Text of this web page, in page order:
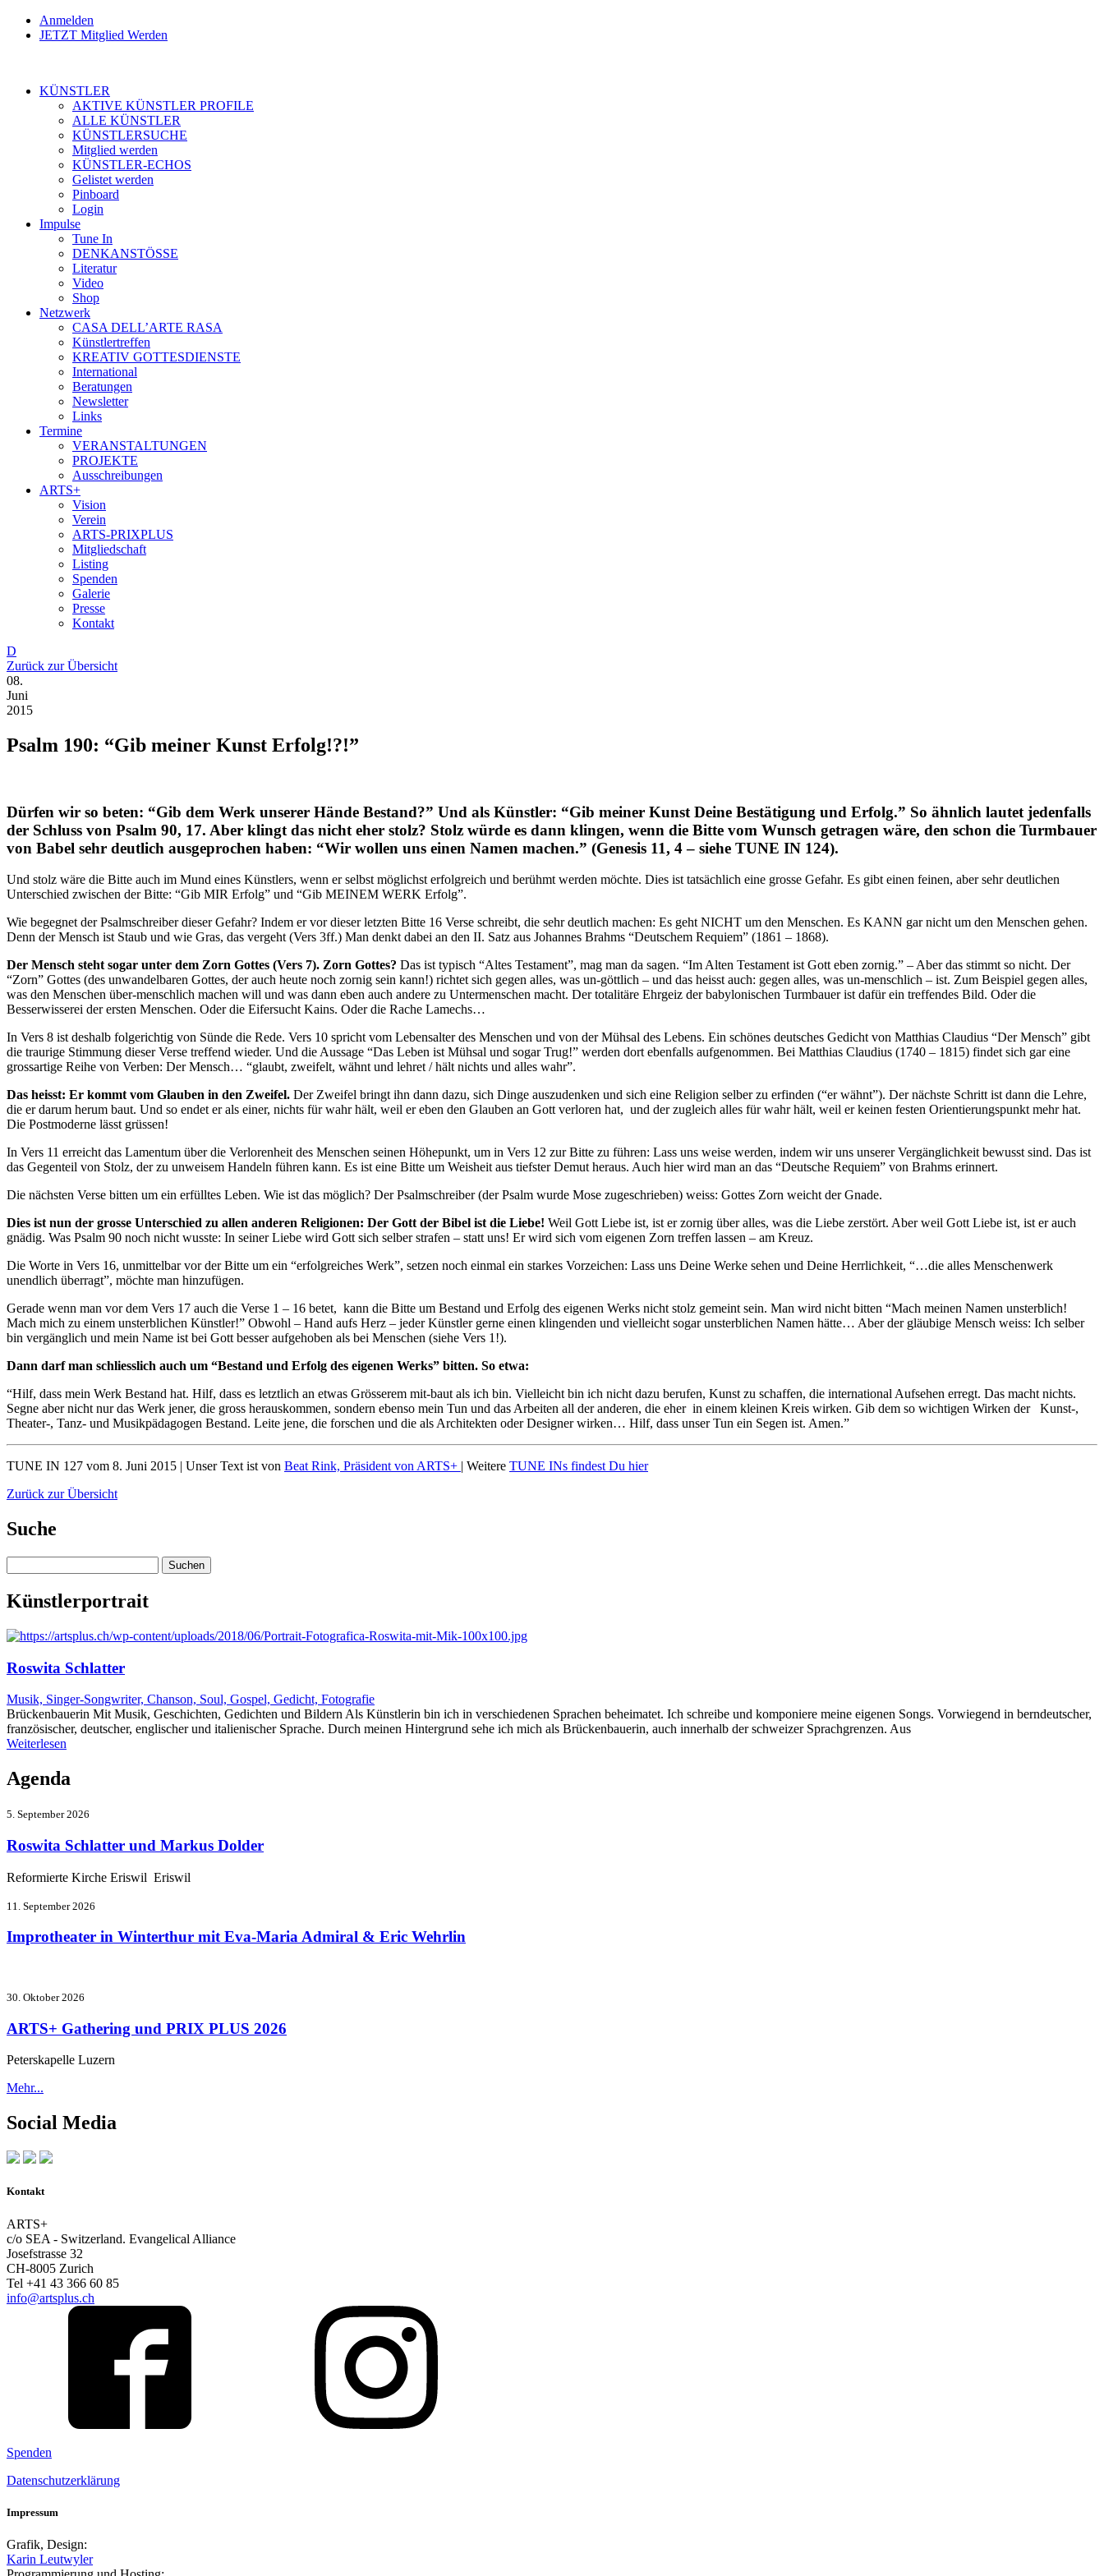
Anmelden
JETZT Mitglied Werden
KÜNSTLER
AKTIVE KÜNSTLER PROFILE
ALLE KÜNSTLER
KÜNSTLERSUCHE
Mitglied werden
KÜNSTLER-ECHOS
Gelistet werden
Pinboard
Login
Impulse
Tune In
DENKANSTÖSSE
Literatur
Video
Shop
Netzwerk
CASA DELL’ARTE RASA
Künstlertreffen
KREATIV GOTTESDIENSTE
International
Beratungen
Newsletter
Links
Termine
VERANSTALTUNGEN
PROJEKTE
Ausschreibungen
ARTS+
Vision
Verein
ARTS-PRIXPLUS
Mitgliedschaft
Listing
Spenden
Galerie
Presse
Kontakt
D
Zurück zur Übersicht
08.
Juni
2015
Psalm 190: “Gib meiner Kunst Erfolg!?!”
Dürfen wir so beten: “Gib dem Werk unserer Hände Bestand?” Und als Künstler: “Gib meiner Kunst Deine Bestätigung und Erfolg.” So ähnlich lautet jedenfalls
der Schluss von Psalm 90, 17. Aber klingt das nicht eher stolz? Stolz würde es dann klingen, wenn die Bitte vom Wunsch getragen wäre, den schon die Turmbauer
von Babel sehr deutlich ausgeprochen haben: “Wir wollen uns einen Namen machen.” (Genesis 11, 4 – siehe TUNE IN 124).
Und stolz wäre die Bitte auch im Mund eines Künstlers, wenn er selbst möglichst erfolgreich und berühmt werden möchte. Dies ist tatsächlich eine grosse Gefahr. Es gibt einen feinen, aber sehr deutlichen
Unterschied zwischen der Bitte: “Gib MIR Erfolg” und “Gib MEINEM WERK Erfolg”.
Wie begegnet der Psalmschreiber dieser Gefahr? Indem er vor dieser letzten Bitte 16 Verse schreibt, die sehr deutlich machen: Es geht NICHT um den Menschen. Es KANN gar nicht um den Menschen gehen.
Denn der Mensch ist Staub und wie Gras, das vergeht (Vers 3ff.) Man denkt dabei an den II. Satz aus Johannes Brahms “Deutschem Requiem” (1861 – 1868).
Der Mensch steht sogar unter dem Zorn Gottes (Vers 7). Zorn Gottes? Das ist typisch “Altes Testament”, mag man da sagen. “Im Alten Testament ist Gott eben zornig.” – Aber das stimmt so nicht. Der
“Zorn” Gottes (des unwandelbaren Gottes, der auch heute noch zornig sein kann!) richtet sich gegen alles, was un-göttlich – und das heisst auch: gegen alles, was un-menschlich – ist. Zum Beispiel gegen alles,
was den Menschen über-menschlich machen will und was dann eben auch andere zu Untermenschen macht. Der totalitäre Ehrgeiz der babylonischen Turmbauer ist dafür ein treffendes Bild. Oder die
Besserwisserei der ersten Menschen. Oder die Eifersucht Kains. Oder die Rache Lamechs…
In Vers 8 ist deshalb folgerichtig von Sünde die Rede. Vers 10 spricht vom Lebensalter des Menschen und von der Mühsal des Lebens. Ein schönes deutsches Gedicht von Matthias Claudius “Der Mensch” gibt
die traurige Stimmung dieser Verse treffend wieder. Und die Aussage “Das Leben ist Mühsal und sogar Trug!” werden dort ebenfalls aufgenommen. Bei Matthias Claudius (1740 – 1815) findet sich gar eine
grossartige Reihe von Verben: Der Mensch… “glaubt, zweifelt, wähnt und lehret / hält nichts und alles wahr”.
Das heisst: Er kommt vom Glauben in den Zweifel. Der Zweifel bringt ihn dann dazu, sich Dinge auszudenken und sich eine Religion selber zu erfinden (“er wähnt”). Der nächste Schritt ist dann die Lehre,
die er darum herum baut. Und so endet er als einer, nichts für wahr hält, weil er eben den Glauben an Gott verloren hat, und der zugleich alles für wahr hält, weil er keinen festen Orientierungspunkt mehr hat.
Die Postmoderne lässt grüssen!
In Vers 11 erreicht das Lamentum über die Verlorenheit des Menschen seinen Höhepunkt, um in Vers 12 zur Bitte zu führen: Lass uns weise werden, indem wir uns unserer Vergänglichkeit bewusst sind. Das ist
das Gegenteil von Stolz, der zu unweisem Handeln führen kann. Es ist eine Bitte um Weisheit aus tiefster Demut heraus. Auch hier wird man an das “Deutsche Requiem” von Brahms erinnert.
Die nächsten Verse bitten um ein erfülltes Leben. Wie ist das möglich? Der Psalmschreiber (der Psalm wurde Mose zugeschrieben) weiss: Gottes Zorn weicht der Gnade.
Dies ist nun der grosse Unterschied zu allen anderen Religionen: Der Gott der Bibel ist die Liebe! Weil Gott Liebe ist, ist er zornig über alles, was die Liebe zerstört. Aber weil Gott Liebe ist, ist er auch
gnädig. Was Psalm 90 noch nicht wusste: In seiner Liebe wird Gott sich selber strafen – statt uns! Er wird sich vom eigenen Zorn treffen lassen – am Kreuz.
Die Worte in Vers 16, unmittelbar vor der Bitte um ein “erfolgreiches Werk”, setzen noch einmal ein starkes Vorzeichen: Lass uns Deine Werke sehen und Deine Herrlichkeit, “…die alles Menschenwerk
unendlich überragt”, möchte man hinzufügen.
Gerade wenn man vor dem Vers 17 auch die Verse 1 – 16 betet, kann die Bitte um Bestand und Erfolg des eigenen Werks nicht stolz gemeint sein. Man wird nicht bitten “Mach meinen Namen unsterblich!
Mach mich zu einem unsterblichen Künstler!” Obwohl – Hand aufs Herz – jeder Künstler gerne einen klingenden und vielleicht sogar unsterblichen Namen hätte… Aber der gläubige Mensch weiss: Ich selber
bin vergänglich und mein Name ist bei Gott besser aufgehoben als bei Menschen (siehe Vers 1!).
Dann darf man schliesslich auch um “Bestand und Erfolg des eigenen Werks” bitten. So etwa:
“Hilf, dass mein Werk Bestand hat. Hilf, dass es letztlich an etwas Grösserem mit-baut als ich bin. Vielleicht bin ich nicht dazu berufen, Kunst zu schaffen, die international Aufsehen erregt. Das macht nichts.
Segne aber nicht nur das Werk jener, die gross herauskommen, sondern ebenso mein Tun und das Arbeiten all der anderen, die eher in einem kleinen Kreis wirken. Gib dem so wichtigen Wirken der Kunst-,
Theater-, Tanz- und Musikpädagogen Bestand. Leite jene, die forschen und die als Architekten oder Designer wirken… Hilf, dass unser Tun ein Segen ist. Amen.”
TUNE IN 127 vom 8. Juni 2015 | Unser Text ist von Beat Rink, Präsident von ARTS+ | Weitere TUNE INs findest Du hier
Zurück zur Übersicht
Suche
nach:
Künstlerportrait
Roswita Schlatter
Musik, Singer-Songwriter, Chanson, Soul, Gospel, Gedicht, Fotografie
Brückenbauerin Mit Musik, Geschichten, Gedichten und Bildern Als Künstlerin bin ich in verschiedenen Sprachen beheimatet. Ich schreibe und komponiere meine eigenen Songs. Vorwiegend in berndeutscher,
französischer, deutscher, englischer und italienischer Sprache. Durch meinen Hintergrund sehe ich mich als Brückenbauerin, auch innerhalb der schweizer Sprachgrenzen. Aus
Weiterlesen
Agenda
5. September 2026
Roswita Schlatter und Markus Dolder
Reformierte Kirche Eriswil Eriswil
11. September 2026
Improtheater in Winterthur mit Eva-Maria Admiral & Eric Wehrlin
30. Oktober 2026
ARTS+ Gathering und PRIX PLUS 2026
Peterskapelle Luzern
Mehr...
Social Media
Kontakt
ARTS+
c/o SEA - Switzerland. Evangelical Alliance
Josefstrasse 32
CH-8005 Zurich
Tel +41 43 366 60 85
info@artsplus.ch
Spenden
Datenschutzerklärung
Impressum
Grafik, Design:
Karin Leutwyler